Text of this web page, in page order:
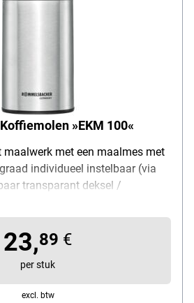
»EKM 100«
maalwerk met een maalmes met
individueel instelbaar (via
transparant deksel /
kruiden / snoeroprolsysteem,
70 g, gewicht: 0,78 kg,
afmetingen (B / D / H): 9,5 x
zilver, leveringsomvang:
23,89 €
per stuk
excl. btw